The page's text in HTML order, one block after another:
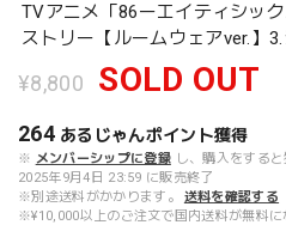
TVアニメ「86ーエイティシッ
ストリー【ルームウェアver.】
¥8,800 SOLD OUT
264 あるじゃんポイント獲得
※ メンバーシップに登録 し、購入をすると
2025年9月4日 23:59 に販売終了
※別途送料がかかります。
送料を確認する
※¥10,000以上のご注文で国内送料が無料に